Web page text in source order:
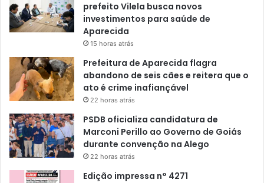
prefeito Vilela busca novos
investimentos para saúde de
Aparecida
15 horas atrás
Prefeitura de Aparecida flagra
abandono de seis cães e reitera que o
ato é crime inafiançável
22 horas atrás
PSDB oficializa candidatura de
Marconi Perillo ao Governo de Goiás
durante convenção na Alego
22 horas atrás
Edição impressa n° 4271